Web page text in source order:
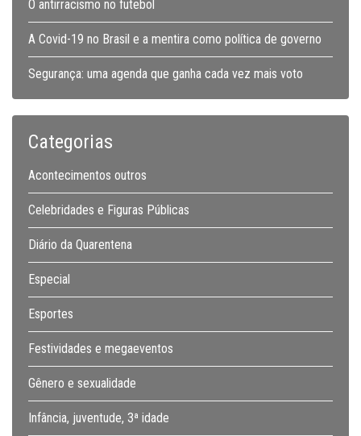
O antirracismo no futebol
A Covid-19 no Brasil e a mentira como política de governo
Segurança: uma agenda que ganha cada vez mais voto
Categorias
Acontecimentos outros
Celebridades e Figuras Públicas
Diário da Quarentena
Especial
Esportes
Festividades e megaeventos
Gênero e sexualidade
Infância, juventude, 3ª idade